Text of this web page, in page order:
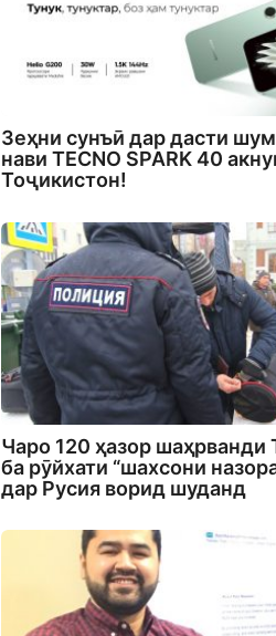
Зеҳни сунъӣ дар дасти
нави TECNO SPARK 40
Тоҷикистон!
Чаро 120 ҳазор шаҳрванди
ба рӯйхати “шахсони
дар Русия ворид шуданд